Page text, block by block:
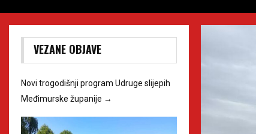
VEZANE OBJAVE
Novi trogodišnji program Udruge slijepih
Međimurske županije →